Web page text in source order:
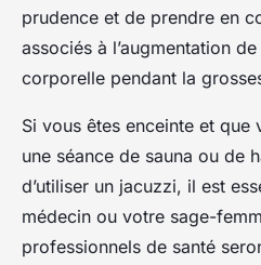
prudence et de prendre en
associés à l’augmentation
corporelle pendant la
Si vous êtes enceinte et
une séance de sauna ou de
d’utiliser un jacuzzi, il est
médecin ou votre sage-
professionnels de santé